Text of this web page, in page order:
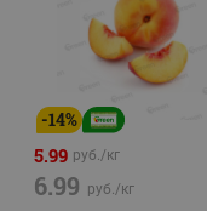
-14%
5.99 руб./кг
6.99 руб./кг